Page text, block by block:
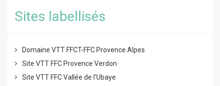
Sites labellisés
Domaine VTT FFCT-FFC Provence Alpes
Site VTT FFC Provence Verdon
Site VTT FFC Vallée de l'Ubaye